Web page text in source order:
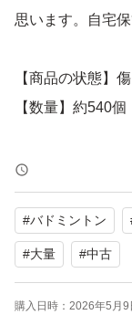
思います。自宅
【商品の状態】
【数量】約540個
よろしくお願いい
#バドミントン
#大量 #中古
購入日時： 2026年5月9